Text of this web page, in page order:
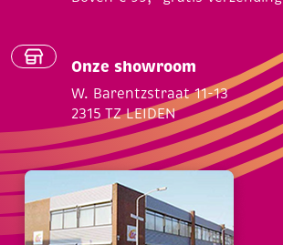
Onze showroom
W. Barentzstraat 11-13
2315 TZ LEIDEN